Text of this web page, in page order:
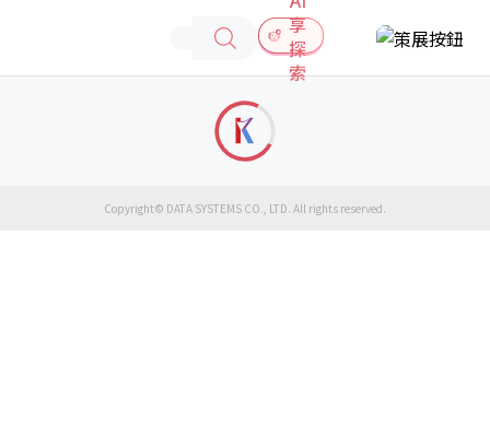
享
探
索
Copyright© DATA SYSTEMS CO., LTD. All rights reserved.